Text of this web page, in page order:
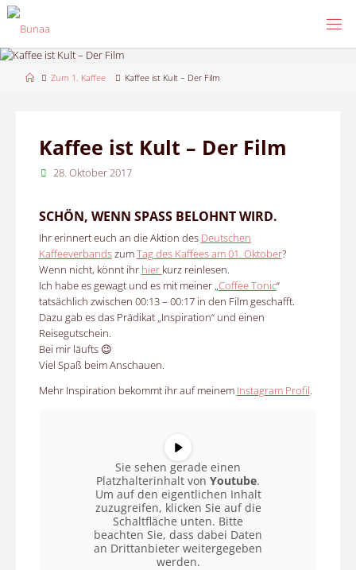
Skip
to
HomeZum 1. Kaffee Kaffee ist Kult – Der Film
Kaffee ist Kult – Der Film
28. Oktober 2017
SCHÖN, WENN SPASS BELOHNT WIRD.
Ihr erinnert euch an die Aktion des Deutschen
KaffeeverbandszumTag des Kaffees am 01. Oktober?
Wenn nicht, könnt ihr hier kurz reinlesen.
Ich habe es gewagt und es mit meiner „Coffee Tonic“
tatsächlich zwischen 00:13 – 00:17 in den Film geschafft.
Dazu gab es das Prädikat „Inspiration“ und einen
Reisegutschein.
Bei mir läufts 😉
Viel Spaß beim Anschauen.
Mehr Inspiration bekommt ihr auf meinem Instagram Profil.
Sie sehen gerade einen
Platzhalterinhalt von Youtube.
Um auf den eigentlichen Inhalt
zuzugreifen, klicken Sie auf die
Schaltfläche unten. Bitte
beachten Sie, dass dabei Daten
an Drittanbieter weitergegeben
werden.